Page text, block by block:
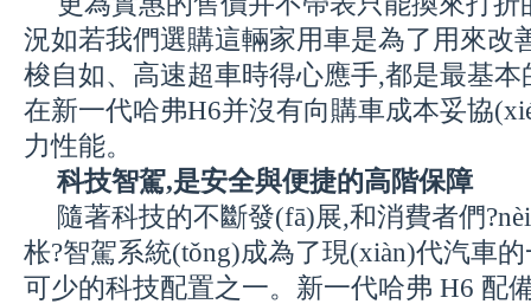
況如若我們選購這輛家用車是為了用來改
梭自如、高速超車時得心應手,都是最基
在新一代哈弗H6并沒有向購車成本妥協
力性能。
科技智駕,是安全與便捷的高階保障
隨著科技的不斷發(fā)展,和消費者們
枨?智駕系統(tǒng)成為了現(xiàn)代汽車
可少的科技配置之一。 新一代哈弗 H6 配